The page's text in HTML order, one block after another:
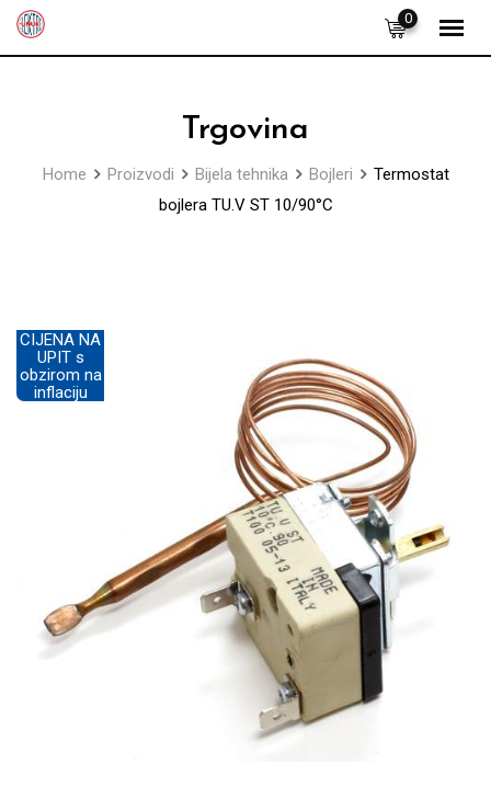
Skip
0
Trgovina
Home Proizvodi Bijela tehnika Bojleri
Termostat
bojlera TU.V ST 10/90°C
CIJENA NA
UPIT s
obzirom na
inflaciju